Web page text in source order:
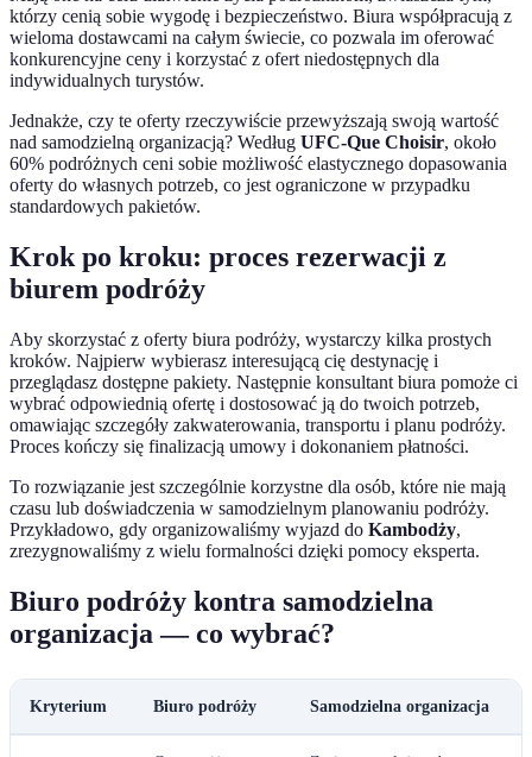
którzy cenią sobie wygodę i bezpieczeństwo. Biura współpracują z
wieloma dostawcami na całym świecie, co pozwala im oferować
konkurencyjne ceny i korzystać z ofert niedostępnych dla
indywidualnych turystów.
Jednakże, czy te oferty rzeczywiście przewyższają swoją wartość
nad samodzielną organizacją? Według UFC-Que Choisir, około
60% podróżnych ceni sobie możliwość elastycznego dopasowania
oferty do własnych potrzeb, co jest ograniczone w przypadku
standardowych pakietów.
Krok po kroku: proces rezerwacji z
biurem podróży
Aby skorzystać z oferty biura podróży, wystarczy kilka prostych
kroków. Najpierw wybierasz interesującą cię destynację i
przeglądasz dostępne pakiety. Następnie konsultant biura pomoże ci
wybrać odpowiednią ofertę i dostosować ją do twoich potrzeb,
omawiając szczegóły zakwaterowania, transportu i planu podróży.
Proces kończy się finalizacją umowy i dokonaniem płatności.
To rozwiązanie jest szczególnie korzystne dla osób, które nie mają
czasu lub doświadczenia w samodzielnym planowaniu podróży.
Przykładowo, gdy organizowaliśmy wyjazd do Kambodży,
zrezygnowaliśmy z wielu formalności dzięki pomocy eksperta.
Biuro podróży kontra samodzielna
organizacja — co wybrać?
Kryterium Biuro podróży Samodzielna organizacja